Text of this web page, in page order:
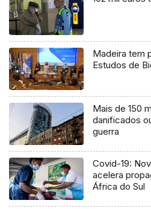
Madeira tem
Estudos de
Mais de 150
danificados
guerra
Covid-19:
acelera
África do Sul